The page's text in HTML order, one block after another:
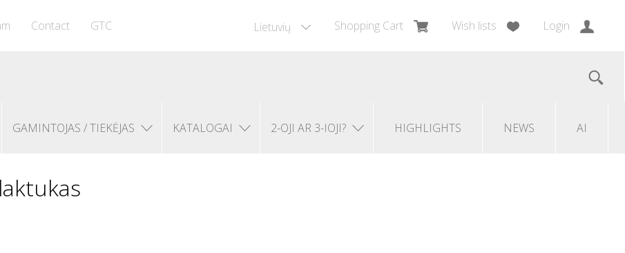
Lietuvių Shopping Cart Wish lists Login
Contact GTC
GAMINTOJAS / TIEKĖJAS KATALOGAI 2-OJI AR 3-IOJI? HIGHLIGHTS NEWS AI